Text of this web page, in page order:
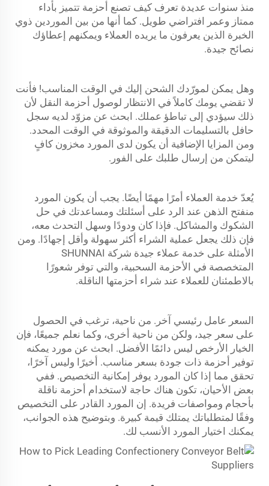
منذ سنوات عديدة تعرف كيف تصنع أحزمة تتميز بأداء
ممتاز وعمر افتراضي طويل. كما أنها من بين الموردين ذوي
الخبرة الذين يعرفون ما يريده العملاء ويمكنهم إعطاؤك
نصائح جيدة.
وهل يمكن لمورّدك الشحن إليك في الوقت المناسب! فأنت
لا تقضي يومك كاملاً في الانتظار لوصول أحزمة النقل لأن
ذلك سيؤدي إلى تباطؤ عملك. ابحث عن مزوّد لديه سجل
حافل بالتسليمات الدقيقة والموثوقة في الوقت المحدد.
ومن المزايا الإضافية أن يكون لدى المورد مخزون كافٍ
ليتمكن من إرسال طلبك على الفور.
يُعدّ خدمة العملاء أمرًا مهمًا أيضًا. يجب أن يكون المورد
منفتح الذهن عند الرد على أسئلتك ومساعدتك في حل
الشكوك والمشاكل. فإذا كان ودودًا وسهل التحدث معه،
فإن ذلك يجعل عملية الشراء أكثر سهولة وأقل إجهادًا. ومن
الأمثلة على خدمة عملاء جيدة شركة SHUNNAI
المتخصصة في الأحزمة السحبية، والتي توفر شعورًا
بالاطمئنان للعملاء عند شراء أحزمتها الناقلة.
السعر عامل رئيسي آخر. من ناحية، ترغب في الحصول
على سعر جيد، ولكن من ناحية أخرى، وكما نعلم جميعًا، فإن
الخيار الأرخص ليس دائمًا الأفضل. ابحث عن مورد يمكنه
توفير أحزمة ذات جودة بسعر مناسب. أخيرًا وليس آخرًا،
تحقق مما إذا كان المورد يوفر إمكانية التخصيص. ففي
بعض الأحيان، تكون هناك حاجة لاستخدام أحزمة ناقلة
بأحجام ومواصفات فريدة. إن المورد القادر على التخصيص
وفقًا لمتطلباتك يمتلك قيمة كبيرة. وبتوضيح هذه الجوانب،
يمكنك اختيار المورد الأنسب لك.